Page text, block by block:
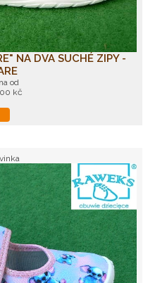
NA DVA SUCHÉ ZIPY -
od
kč